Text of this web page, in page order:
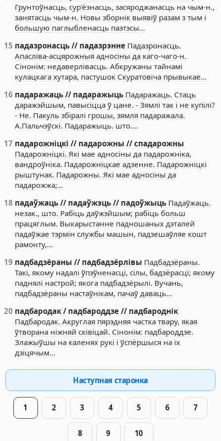
Грунтоўнасць, сур'ёзнасць, засяроджанасць на чым-н.,
занятасць чым-н. Новы зборнік выявіў разам з тым і
большую паглыбленасць паэтэсы…
15 падазронасць // падазрэнне Падазронасць.
Апасліва-асцярожныя адносіны да каго-чаго-н.
Сінонім: недаверлівасць. Абкружаны тайнамі
кулацкага хутара, пастушок Скуратовіча прывыкае…
16 падаражаць // падаражыць Падаражаць. Стаць
даражэйшым, павысіцца ў цане. - Зямлі так і не купілі?
- Не. Пакуль збіралі грошы, зямля падаражала.
А.Пальчэўскі. Падаражыць. што.…
17 падарожніцкі // падарожны // спадарожны
Падарожніцкі. Які мае адносіны да падарожніка,
вандроўніка. Падарожніцкае адзенне. Падарожніцкі
рыштунак. Падарожны. Які мае адносіны да
падарожжа;…
18 падаўжаць // падаўжэць // падоўжыць Падаўжаць.
незак., што. Рабіць даўжэйшым; рабіць больш
працяглым. Выкарыстанне падношаных дэталей
падаўжае тэрмін службы машын, падзешаўляе кошт
рамонту,…
19 падбадзёраны // падбадзёрлівы Падбадзёраны.
Такі, якому надалі ўпэўненасці, сілы, бадзёрасці; якому
паднялі настрой; якога падбадзёрылі. Вучань,
падбадзёраны настаўнікам, пачаў даваць…
20 падбародак / падбароддзе // падбароднік
Падбародак. Акруглая пярэдняя частка твару, якая
ўтворана ніжняй сківіцай. Сінонім: падбароддзе.
Злажыўшы на каленях рукі і ўспёршыся на іх
дзіцячым…
Наступная старонка
1 2 3 4 5 6 7
8 9 10